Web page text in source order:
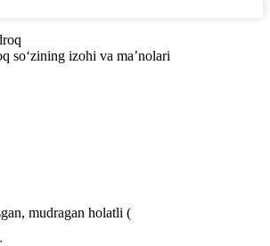
so‘zining izohi va ma’nolari
mudragan holatli (